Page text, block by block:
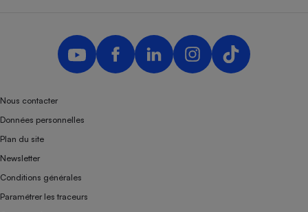
Nous contacter
Données personnelles
Plan du site
Newsletter
Conditions générales
Paramétrer les traceurs